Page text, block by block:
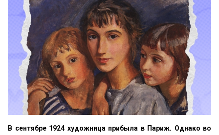
В сентябре 1924 художница прибыла в Париж. Однако во